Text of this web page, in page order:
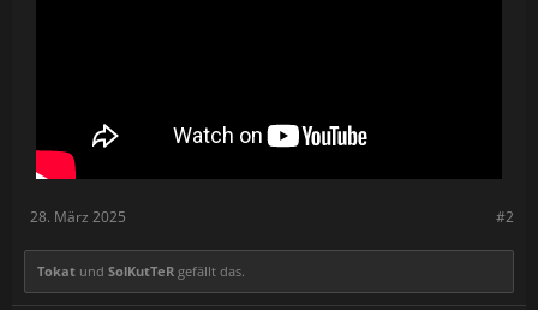
#2
28. März 2025
Tokat und SolKutTeR gefällt das.